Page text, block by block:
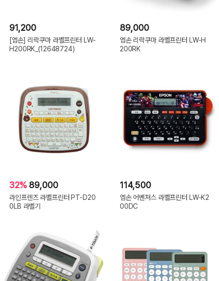
91,200
[엡손] 리락쿠마 라벨프린터 LW-
H200RK_(12648724)
89,000
엡손 리락쿠마 라벨프린터 LW-H
200RK
32% 89,000
라인프렌즈 라벨프린터 PT-D20
0LB 라벨기
114,500
엡손 어벤져스 라벨프린터 LW-K2
00DC